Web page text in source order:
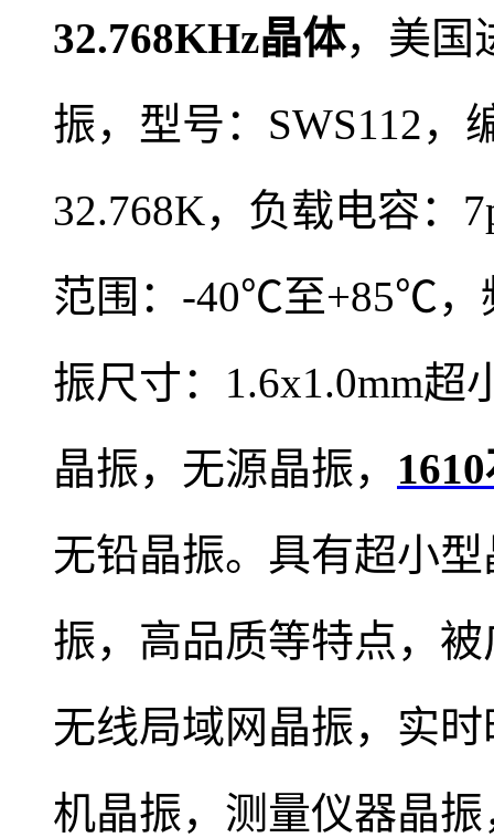
32.768KHz晶体， 美国
振，型号：SWS112，
32.768K，负载电容：
范围：-40℃至+85℃，
振尺寸：1.6x1.0mm
晶振，无源晶振，
无铅晶振。具有超小
振，高品质等特点，
无线局域网晶振，实
机晶振，测量仪器晶